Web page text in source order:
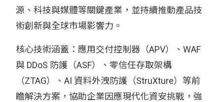
源、科技與媒體等關鍵產業，並持續推動產品技
術創新與全球市場影響力。
核心技術涵蓋：應用交付控制器（APV）、WAF
與 DDoS 防護（ASF）、零信任存取架構
（ZTAG）、AI 資料外洩防護（StruXture）等前
瞻解決方案，協助企業因應現代化資安挑戰，強